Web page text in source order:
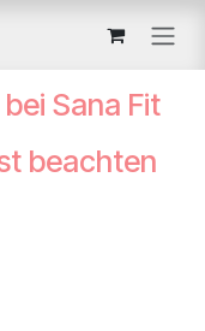
Sana Fit
beachten